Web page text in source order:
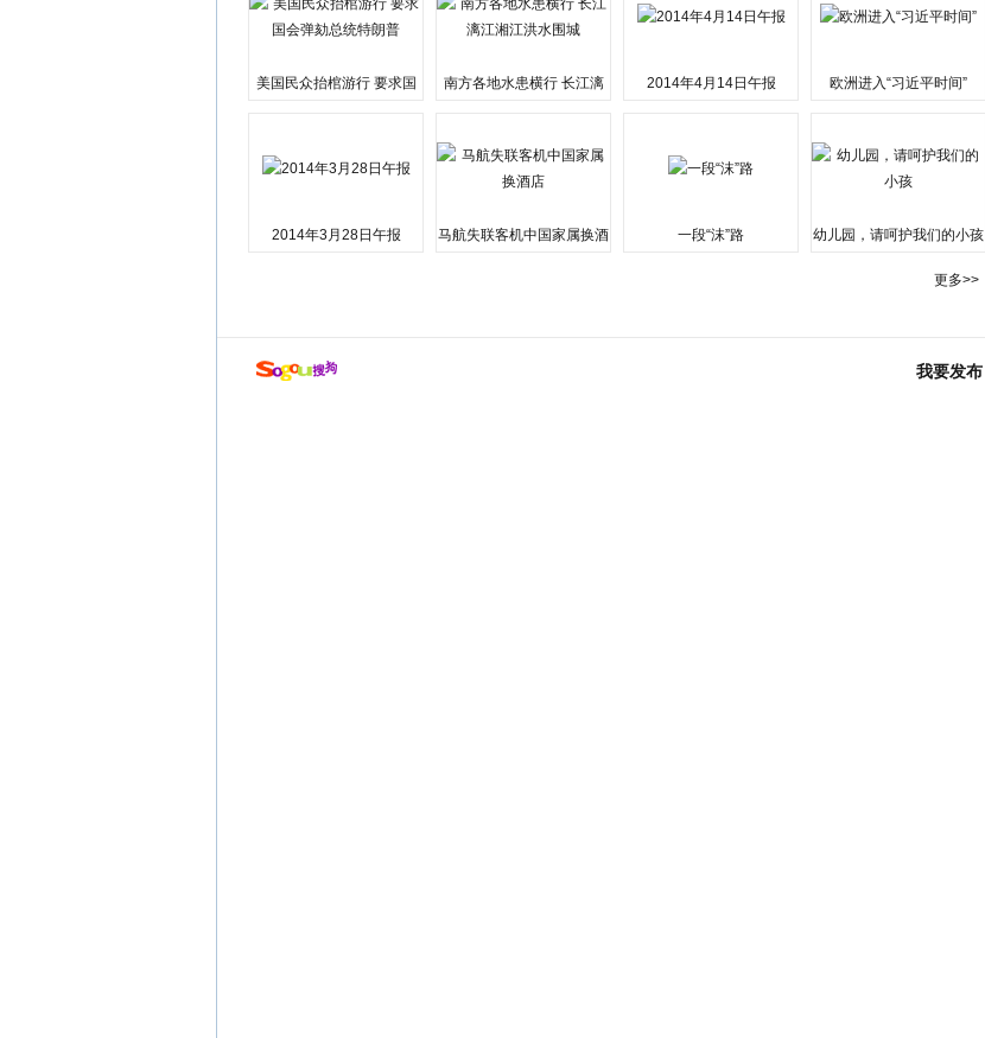
美国民众抬棺游行 要求国
南方各地水患横行 长江漓
2014年4月14日午报 欧洲进入“习近平时间”
2014年3月28日午报
马航失联客机中国家属换酒
一段“沫”路 幼儿园，请呵护我们的小孩
更多>>
我要发布